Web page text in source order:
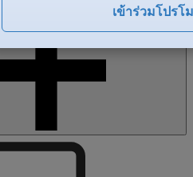
เข้าร่วมโปรโ